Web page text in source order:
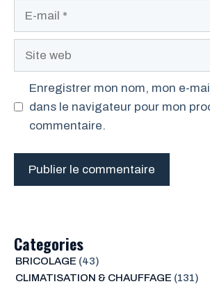
Site
Enregistrer mon nom, mon e-
dans le navigateur pour mon
commentaire.
Categories
BRICOLAGE (43)
CLIMATISATION & CHAUFFAGE (131)